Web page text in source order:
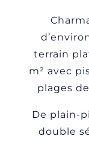
terrain
m² avec
plages
De plain-
double